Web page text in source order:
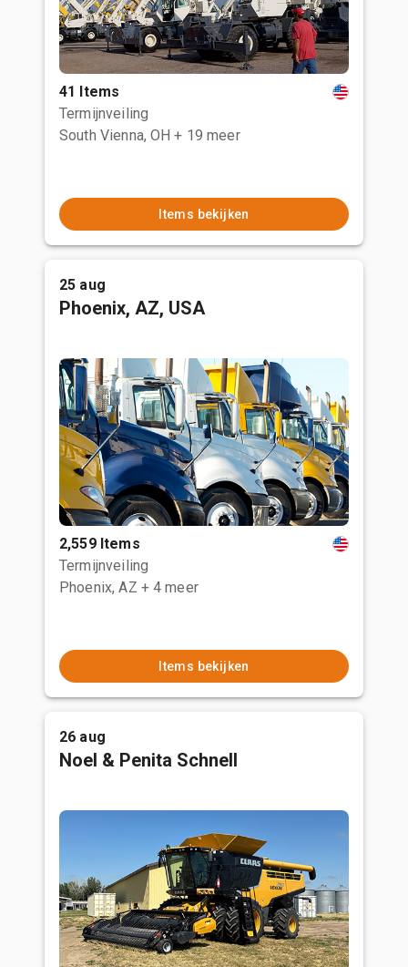
41 Items
Termijnveiling
South Vienna, OH + 19 meer
Items bekijken
25 aug
Phoenix, AZ, USA
2,559 Items
Termijnveiling
Phoenix, AZ + 4 meer
Items bekijken
26 aug
Noel & Penita Schnell